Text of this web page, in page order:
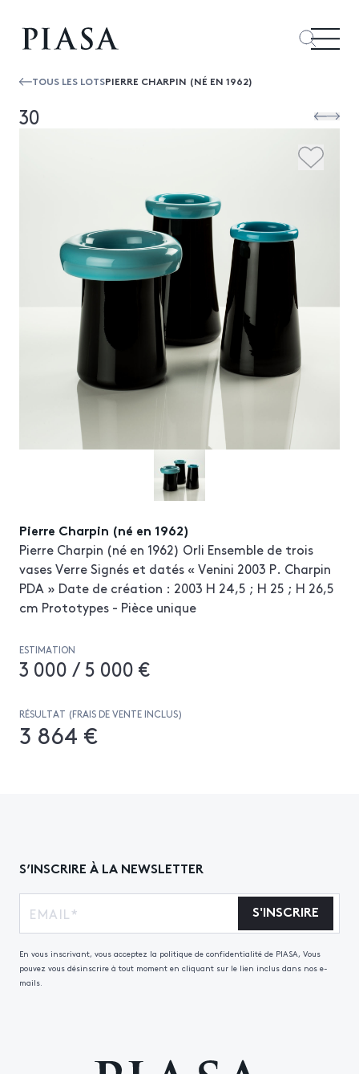
TOUS LES LOTSPIERRE CHARPIN (NÉ EN 1962)
30
Pierre Charpin (né en 1962)
Pierre Charpin (né en 1962) Orli Ensemble de trois
vases Verre Signés et datés « Venini 2003 P. Charpin
PDA » Date de création : 2003 H 24,5 ; H 25 ; H 26,5
cm Prototypes - Pièce unique
ESTIMATION
3 000 / 5 000 €
RÉSULTAT (FRAIS DE VENTE INCLUS)
3 864 €
S’INSCRIRE À LA NEWSLETTER
S'INSCRIRE
En vous inscrivant, vous acceptez la politique de confidentialité de PIASA, Vous
pouvez vous désinscrire à tout moment en cliquant sur le lien inclus dans nos e-
mails.